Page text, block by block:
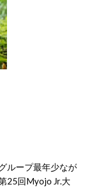
ループ最年少なが
25回Myojo Jr.大